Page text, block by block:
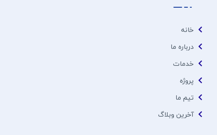
خانه
درباره ما
خدمات
پروژه
تیم ما
آخرین وبلاگ